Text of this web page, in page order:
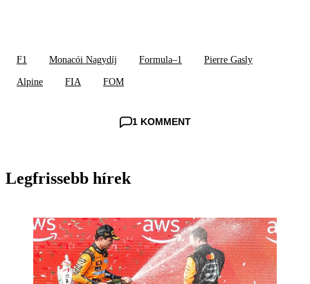
F1 Monacói Nagydíj Formula–1 Pierre Gasly
Alpine FIA FOM
1 KOMMENT
Legfrissebb hírek